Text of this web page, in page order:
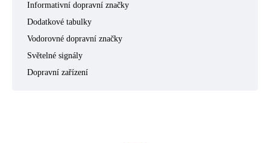
Informativní dopravní značky
Dodatkové tabulky
Vodorovné dopravní značky
Světelné signály
Dopravní zařízení